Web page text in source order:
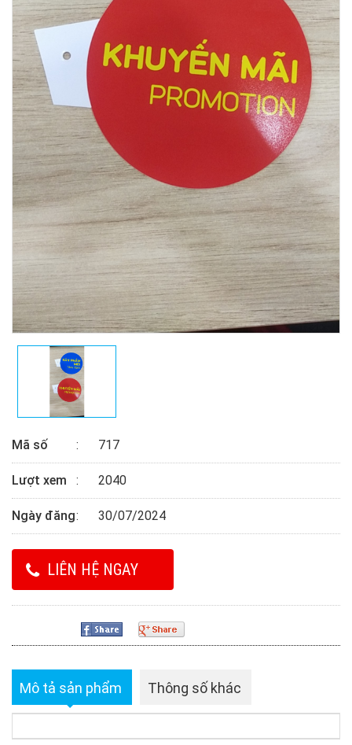
Mã số 717
Lượt xem 2040
Ngày đăng 30/07/2024
LIÊN HỆ NGAY
Mô tả sản phẩm Thông số khác